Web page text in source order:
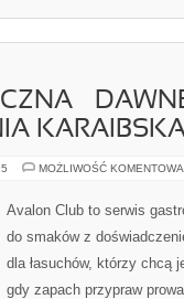
–
MOŻLIWOŚĆ
Avalon Club to serwis
do smaków z
dla łasuchów, którzy chcą
gdy zapach przypraw